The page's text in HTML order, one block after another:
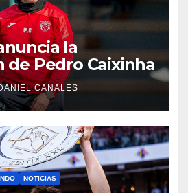
la
de Pedro Caixinha
CANALES
NOTICIAS